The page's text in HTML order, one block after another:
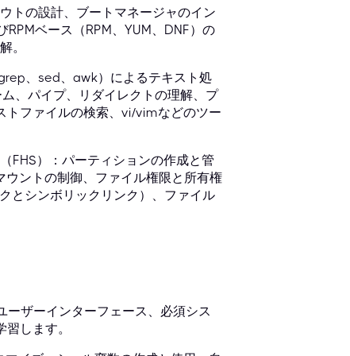
トの設計、ブートマネージャのイン
ベース（RPM、YUM、DNF）の
。
、sed、awk）によるテキスト処
、パイプ、リダイレクトの理解、プ
トファイルの検索、vi/vimなどのツー
FHS）：パーティションの作成と管
ントの制御、ファイル権限と所有権
とシンボリックリンク）、ファイル
ザーインターフェース、必須シス
します。